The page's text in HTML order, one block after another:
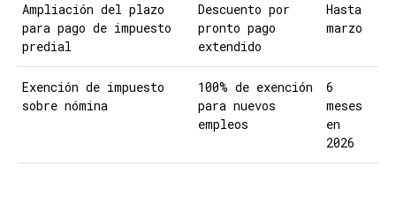
Ampliación del plazo
para pago de impuesto
predial
Descuento por
pronto pago
extendido
Hasta
marzo
Exención de impuesto
sobre nómina
100% de exención
para nuevos
empleos
6
meses
en
2026